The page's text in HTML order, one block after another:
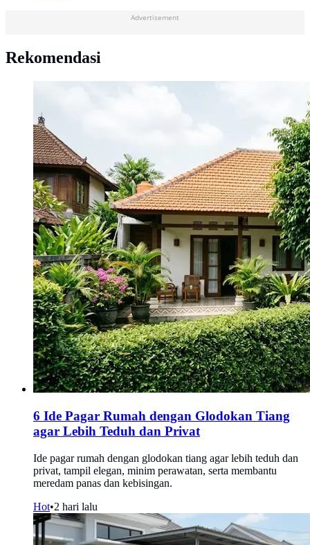
Advertisement
Rekomendasi
6 Ide Pagar Rumah dengan Glodokan Tiang
agar Lebih Teduh dan Privat
Ide pagar rumah dengan glodokan tiang agar lebih teduh dan
privat, tampil elegan, minim perawatan, serta membantu
meredam panas dan kebisingan.
Hot•2 hari lalu